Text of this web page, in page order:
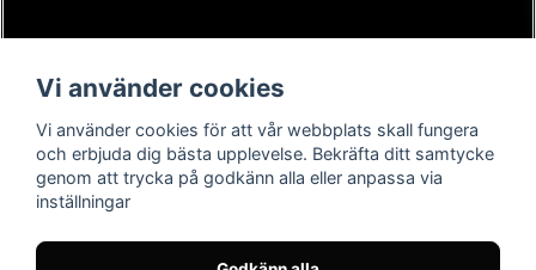
Köpvillkor
Kontakt
Youtube-videos
Instagram
Youtube
TikTok
Vi använder cookies
Vi använder cookies för att vår webbplats skall fungera
och erbjuda dig bästa upplevelse. Bekräfta ditt samtycke
genom att trycka på godkänn alla eller anpassa via
inställningar